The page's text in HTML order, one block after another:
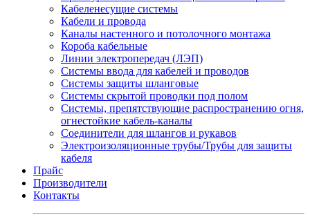
Кабеленесущие системы
Кабели и провода
Каналы настенного и потолочного монтажа
Короба кабельные
Линии электропередач (ЛЭП)
Системы ввода для кабелей и проводов
Системы защиты шланговые
Системы скрытой проводки под полом
Системы, препятствующие распространению огня,
огнестойкие кабель-каналы
Соединители для шлангов и рукавов
Электроизоляционные трубы/Трубы для защиты
кабеля
Прайс
Производители
Контакты